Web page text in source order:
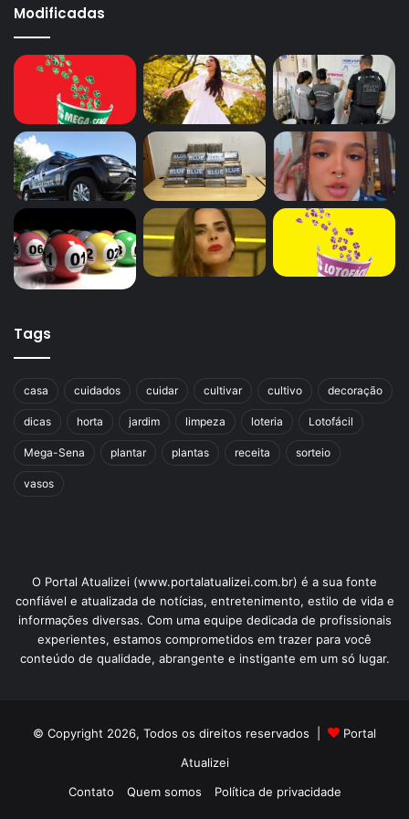
Modificadas
Tags
casa cuidados cuidar cultivar cultivo decoração
dicas horta jardim limpeza loteria Lotofácil
Mega-Sena plantar plantas receita sorteio
vasos
O Portal Atualizei (www.portalatualizei.com.br) é a sua fonte
confiável e atualizada de notícias, entretenimento, estilo de vida e
informações diversas. Com uma equipe dedicada de profissionais
experientes, estamos comprometidos em trazer para você
conteúdo de qualidade, abrangente e instigante em um só lugar.
© Copyright 2026, Todos os direitos reservados |
Portal
Atualizei
Contato
Quem somos Política de privacidade